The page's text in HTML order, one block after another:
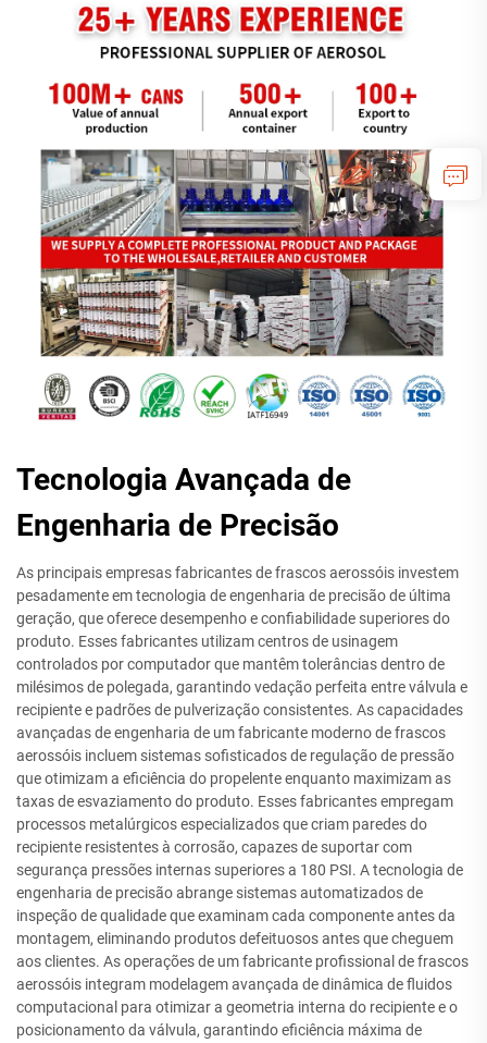
Tecnologia Avançada de
Engenharia de Precisão
As principais empresas fabricantes de frascos aerossóis investem
pesadamente em tecnologia de engenharia de precisão de última
geração, que oferece desempenho e confiabilidade superiores do
produto. Esses fabricantes utilizam centros de usinagem
controlados por computador que mantêm tolerâncias dentro de
milésimos de polegada, garantindo vedação perfeita entre válvula e
recipiente e padrões de pulverização consistentes. As capacidades
avançadas de engenharia de um fabricante moderno de frascos
aerossóis incluem sistemas sofisticados de regulação de pressão
que otimizam a eficiência do propelente enquanto maximizam as
taxas de esvaziamento do produto. Esses fabricantes empregam
processos metalúrgicos especializados que criam paredes do
recipiente resistentes à corrosão, capazes de suportar com
segurança pressões internas superiores a 180 PSI. A tecnologia de
engenharia de precisão abrange sistemas automatizados de
inspeção de qualidade que examinam cada componente antes da
montagem, eliminando produtos defeituosos antes que cheguem
aos clientes. As operações de um fabricante profissional de frascos
aerossóis integram modelagem avançada de dinâmica de fluidos
computacional para otimizar a geometria interna do recipiente e o
posicionamento da válvula, garantindo eficiência máxima de